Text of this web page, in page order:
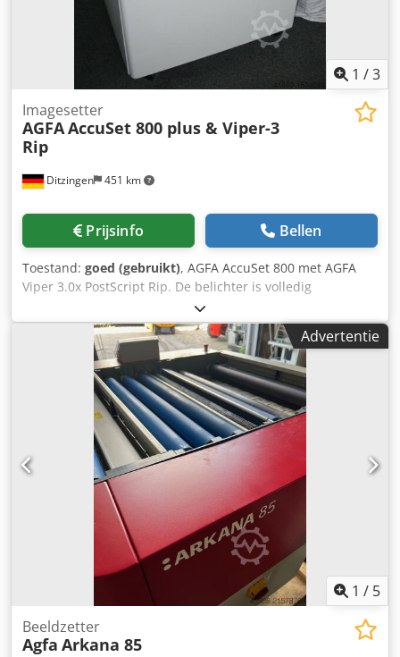
1 /3
Ditzingen 451 km
Imagesetter
AGFAAccuSet 800 plus & Viper-3
Rip
Prijsinfo Bellen
Toestand: goed (gebruikt), AGFA AccuSet 800 met AGFA
Viper 3.0x PostScript Rip. De belichter is volledig
nagekeken en gereinigd. Resoluties: 1200, 1800 en 2400
dpi - inclusief Techkon filmdensitometer. We sturen u
graag meer informatie en foto's. Gereviseerde 2024
Cjdpobr Ahtjfx Anisrf
Advertentie
1 / 5
Beeldzetter
Agfa Arkana 85